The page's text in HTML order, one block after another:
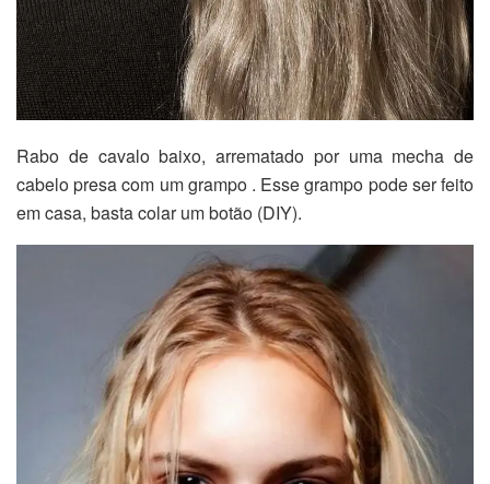
Rabo de cavalo baixo, arrematado por uma mecha de
cabelo presa com um grampo . Esse grampo pode ser feito
em casa, basta colar um botão (DIY).